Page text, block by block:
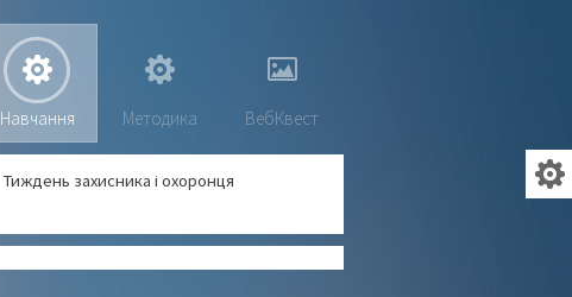
Навчання Методика ВебКвест
Тиждень захисника і охоронця